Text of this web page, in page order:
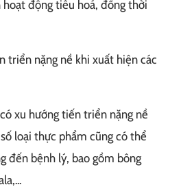
động tiêu hoá, đồng thời
triển nặng nề khi xuất hiện các
xu hướng tiến triển nặng nề
loại thực phẩm cũng có thể
đến bệnh lý, bao gồm bông